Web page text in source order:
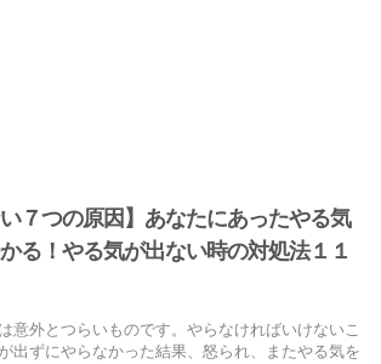
い７つの原因】あなたにあったやる気
る！やる気が出ない時の対処法１１
意外とつらいものです。やらなければいけないこ
出ずにやらなかった結果、怒られ、またやる気を